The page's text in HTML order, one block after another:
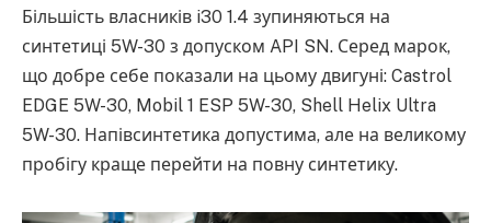
Більшість власників i30 1.4 зупиняються на
синтетиці 5W-30 з допуском API SN. Серед марок,
що добре себе показали на цьому двигуні: Castrol
EDGE 5W-30, Mobil 1 ESP 5W-30, Shell Helix Ultra
5W-30. Напівсинтетика допустима, але на великому
пробігу краще перейти на повну синтетику.